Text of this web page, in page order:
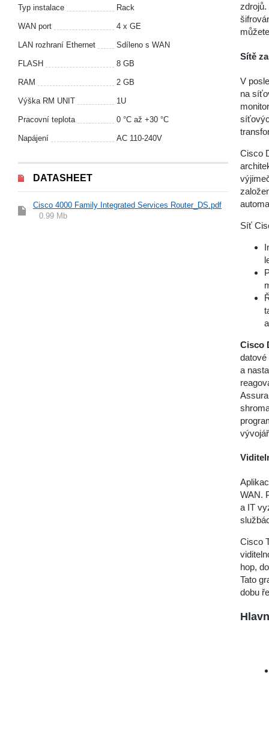
Typ instalace Rack
WAN port 4 x GE
LAN rozhraní Ethernet Sdíleno s WAN
FLASH 8 GB
RAM 2 GB
Výška RM UNIT 1U
Pracovní teplota 0 °С až +30 °С
Napájení AC 110-240V
DATASHEET
Cisco 4000 Family Integrated Services Router_DS.pdf
0.99 Mb
Sítě
V
na
Cisco
Síť
Cisco
a
WAN.
a IT
Cisco
hop,
Tato
dobu